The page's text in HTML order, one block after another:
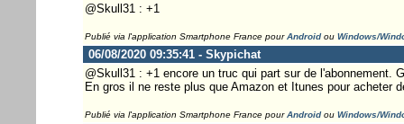
@Skull31 : +1
Publié via l'application Smartphone France pourAndroidou Windows/
06/08/2020 09:35:41 - Skypichat
@Skull31 : +1 encore un truc qui part sur de l'abonnement.
En gros il ne reste plus que Amazon et Itunes pour acheter
Publié via l'application Smartphone France pourAndroidou Windows/